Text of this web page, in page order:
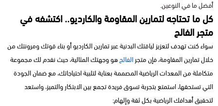
أفضل ما في النوعين.
كل ما تحتاجه لتمارين المقاومة والكارديو.. اكتشفه في
متجر الفالح
سواء كنت تهدف لتعزيز لياقتك البدنية عبر تمارين الكارديو أو بناء قوتك ومرونتك من
خلال تمارين المقاومة، فإن متجرالفالحهو وجهتك المثالية، حيث نقدم لك مجموعة
متكاملة من المعدات الرياضية المصممة بعناية لتلبية احتياجاتك، مع ضمان الجودة
التي تستحقها، استمتع بتجربة تسوق فريدة تجمع بين الابتكار والتميز، واستعد
لتحقيق أهدافك الرياضية بكل ثقة وإلهام: